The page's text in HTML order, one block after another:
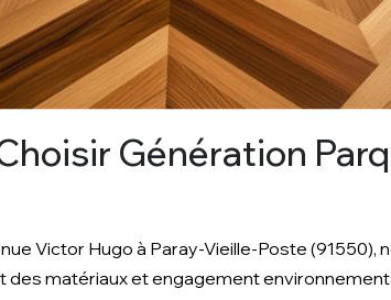
Génération
Victor Hugo à Paray-Vieille-Poste
des matériaux et engagement